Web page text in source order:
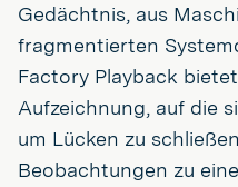
Gedächtnis, aus
fragmentierten
Factory Playback
Aufzeichnung, auf die
um Lücken zu
Beobachtungen zu